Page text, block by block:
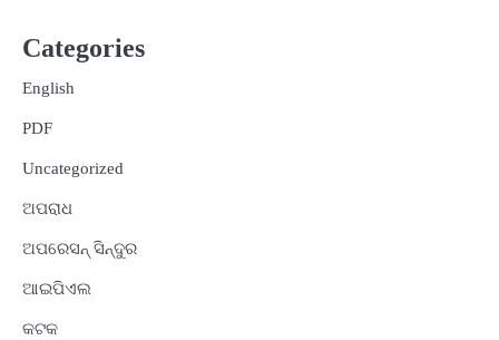
Categories
English
PDF
Uncategorized
ଅପରାଧ
ଅପରେସନ୍ ସିନ୍ଦୁର
ଆଇପିଏଲ
କଟକ